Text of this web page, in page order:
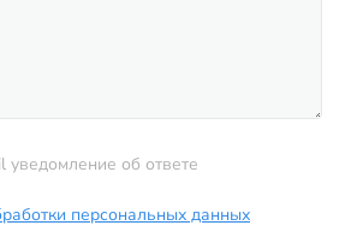
уведомление об ответе
персональных данных